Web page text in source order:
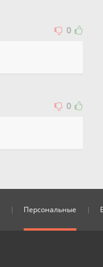
0
0
Персональные